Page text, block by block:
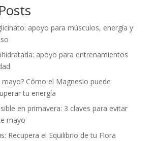
apoyo para músculos, energía y
apoyo para entrenamientos
mayo? Cómo el Magnesio puede
tu energía
en primavera: 3 claves para evitar
mayo
Recupera el Equilibrio de tu Flora